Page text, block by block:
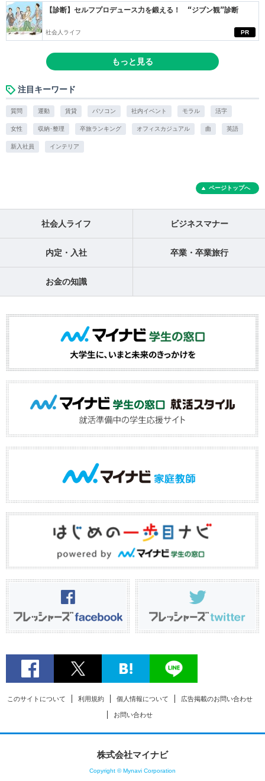
PR
【診断】セルフプロデュース力を鍛える！ “ジブン観”診断
社会人ライフ
もっと見る
注目キーワード
質問 運動 賃貸 パソコン 社内イベント モラル 活字
女性 収納･整理 卒旅ランキング オフィスカジュアル 曲 英語
新入社員 インテリア
ページトップへ
社会人ライフ ビジネスマナー
内定・入社 卒業・卒業旅行
お金の知識
このサイトについて 利用規約 個人情報について 広告掲載のお問い合わせ
お問い合わせ
株式会社マイナビ
Copyright © Mynavi Corporation